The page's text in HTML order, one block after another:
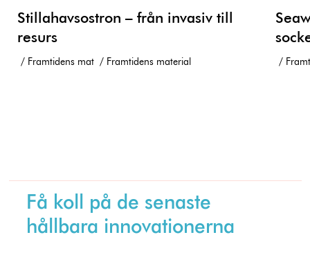
Stillahavsostron – från invasiv till
resurs
Framtidens mat Framtidens material
Få koll på de senaste
hållbara innovationerna